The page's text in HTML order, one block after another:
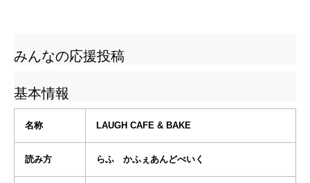
みんなの応援投稿
基本情報
名称 LAUGH CAFE & BAKE
読み方 らふ かふぇあんどべいく